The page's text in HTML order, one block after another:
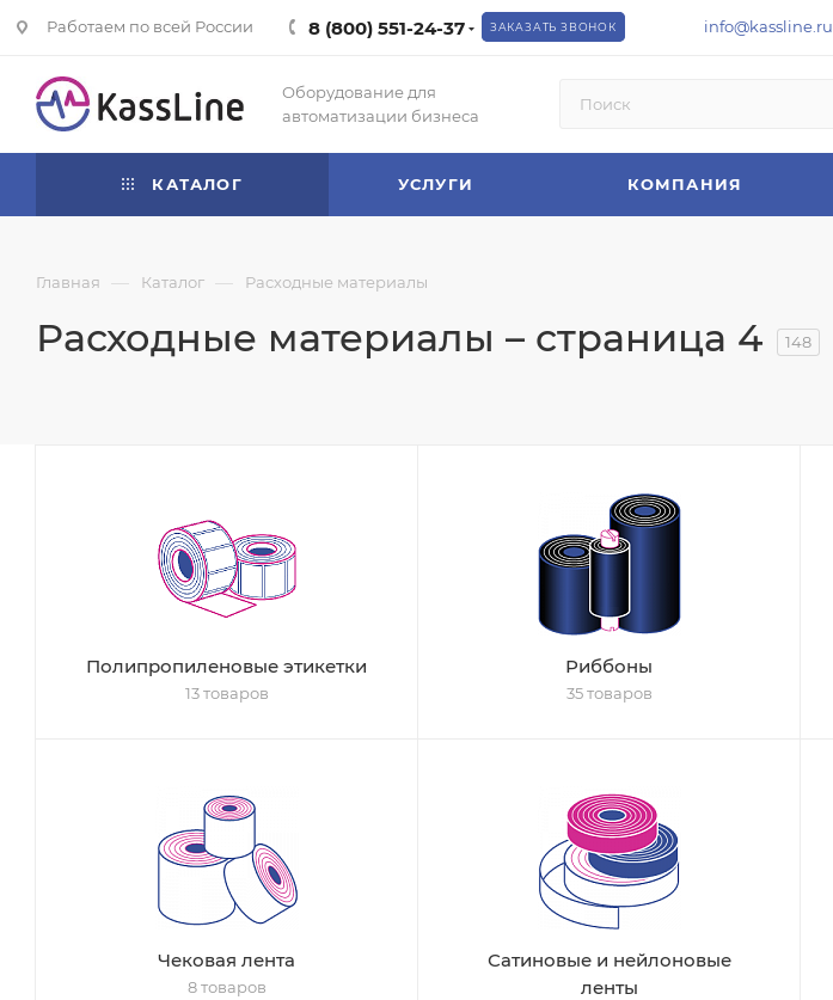
Работаем по всей России 8 (800) 551-24-37 ЗАКАЗАТЬ ЗВОНОК info@kassline.ru
Оборудование для
автоматизации бизнеса
КАТАЛОГ УСЛУГИ КОМПАНИЯ
Главная — Каталог — Расходные материалы
Расходные материалы – страница 4 148
Полипропиленовые этикетки
13 товаров
Риббоны
35 товаров
Чековая лента
8 товаров
Сатиновые и нейлоновые
ленты